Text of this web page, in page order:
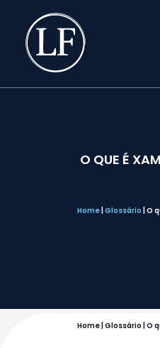
O QUE É
Home Glossário O
Home Glossário O